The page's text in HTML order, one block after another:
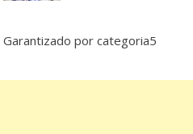
Garantizado por categoria5